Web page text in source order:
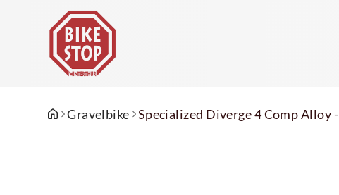
Gravelbike Specialized Diverge 4 Comp Alloy